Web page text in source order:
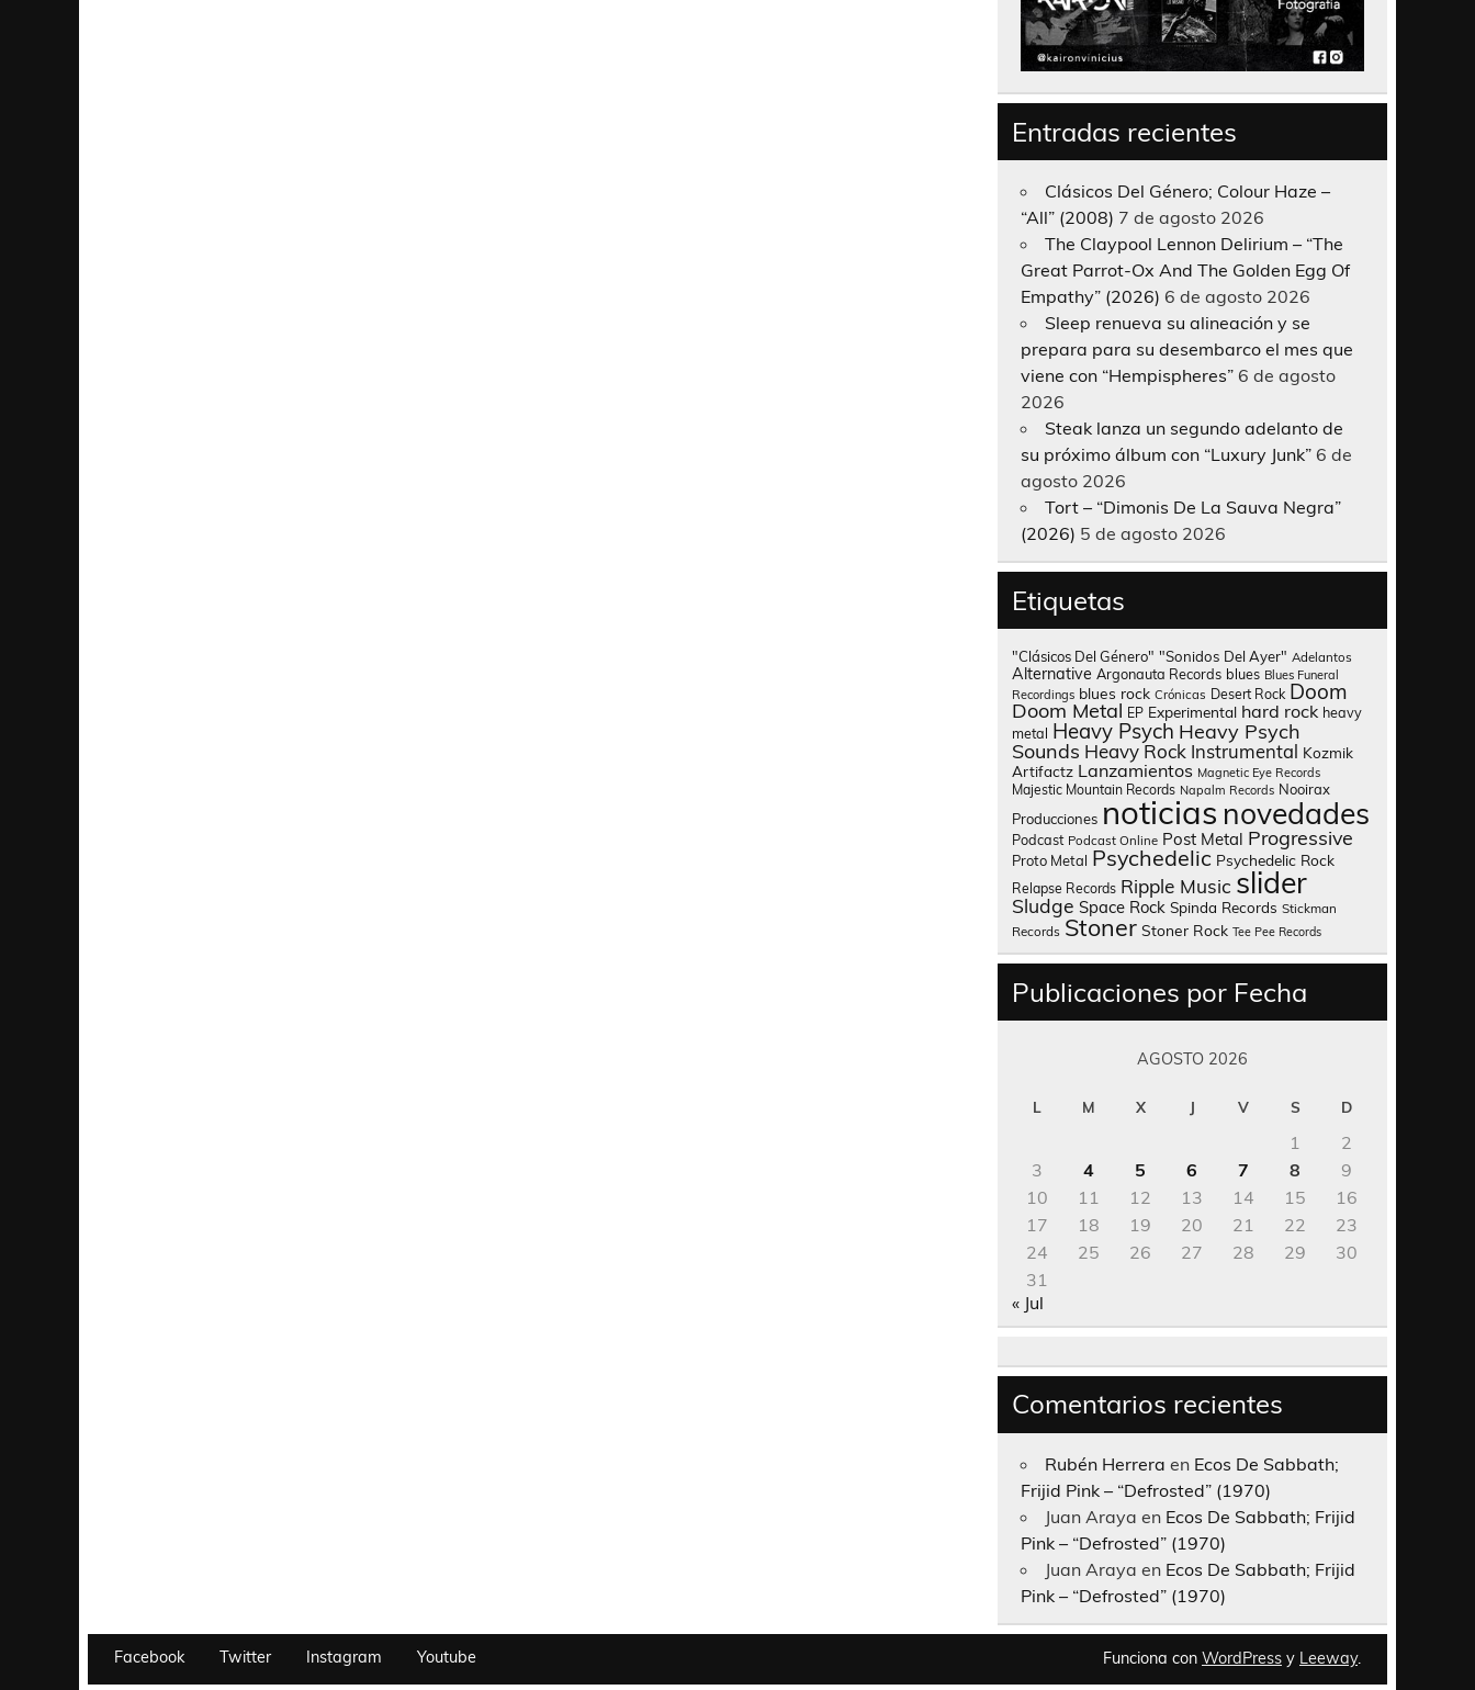
Entradas recientes
Clásicos Del Género; Colour Haze –
“All” (2008) 7 de agosto 2026
The Claypool Lennon Delirium – “The
Great Parrot-Ox And The Golden Egg Of
Empathy” (2026) 6 de agosto 2026
Sleep renueva su alineación y se
prepara para su desembarco el mes que
viene con “Hempispheres” 6 de agosto
2026
Steak lanza un segundo adelanto de
su próximo álbum con “Luxury Junk” 6 de
agosto 2026
Tort – “Dimonis De La Sauva Negra”
(2026) 5 de agosto 2026
Etiquetas
"Clásicos Del Género" "Sonidos Del Ayer" Adelantos
Alternative Argonauta Records blues Blues Funeral
Recordings blues rock Crónicas Desert Rock Doom
Doom Metal EP Experimental hard rock heavy
metal Heavy Psych Heavy Psych
Sounds Heavy Rock Instrumental Kozmik
Artifactz Lanzamientos Magnetic Eye Records
Majestic Mountain Records Napalm Records Nooirax
Producciones noticias novedades
Podcast Podcast Online Post Metal Progressive
Proto Metal Psychedelic Psychedelic Rock
Relapse Records Ripple Music slider
Sludge Space Rock Spinda Records Stickman
Records Stoner Stoner Rock Tee Pee Records
Publicaciones por Fecha
AGOSTO 2026
L M X J V S D
1
2
3
4 5 6 7 8
9
10
11 12 13 14 15
16
17
18 19 20 21 22
23
24
25 26 27 28 29
30
31
« Jul
Comentarios recientes
Rubén Herrera en Ecos De Sabbath;
Frijid Pink – “Defrosted” (1970)
Juan Araya en Ecos De Sabbath; Frijid
Pink – “Defrosted” (1970)
Juan Araya en Ecos De Sabbath; Frijid
Pink – “Defrosted” (1970)
Facebook Twitter Instagram Youtube Funciona con WordPress y Leeway.